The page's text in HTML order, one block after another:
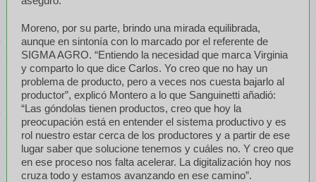
Moreno, por su parte, brindo una mirada equilibrada,
aunque en sintonía con lo marcado por el referente de
SIGMA AGRO. “Entiendo la necesidad que marca Virginia
y comparto lo que dice Carlos. Yo creo que no hay un
problema de producto, pero a veces nos cuesta bajarlo al
productor”, explicó Montero a lo que Sanguinetti añadió:
“Las góndolas tienen productos, creo que hoy la
preocupación está en entender el sistema productivo y es
rol nuestro estar cerca de los productores y a partir de ese
lugar saber que solucione tenemos y cuáles no. Y creo que
en ese proceso nos falta acelerar. La digitalización hoy nos
cruza todo y estamos avanzando en ese camino”.